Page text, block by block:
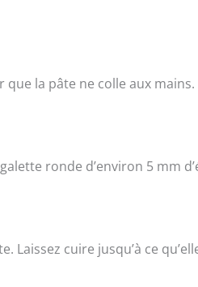
que la pâte ne colle aux mains.
ronde d’environ 5 mm
Laissez cuire jusqu’à ce